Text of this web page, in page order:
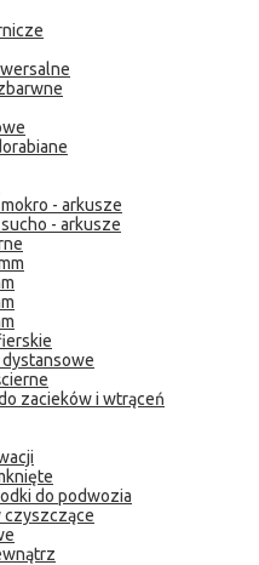
- arkusze
- arkusze
dystansowe
zacieków i wtrąceń
do podwozia
czyszczące